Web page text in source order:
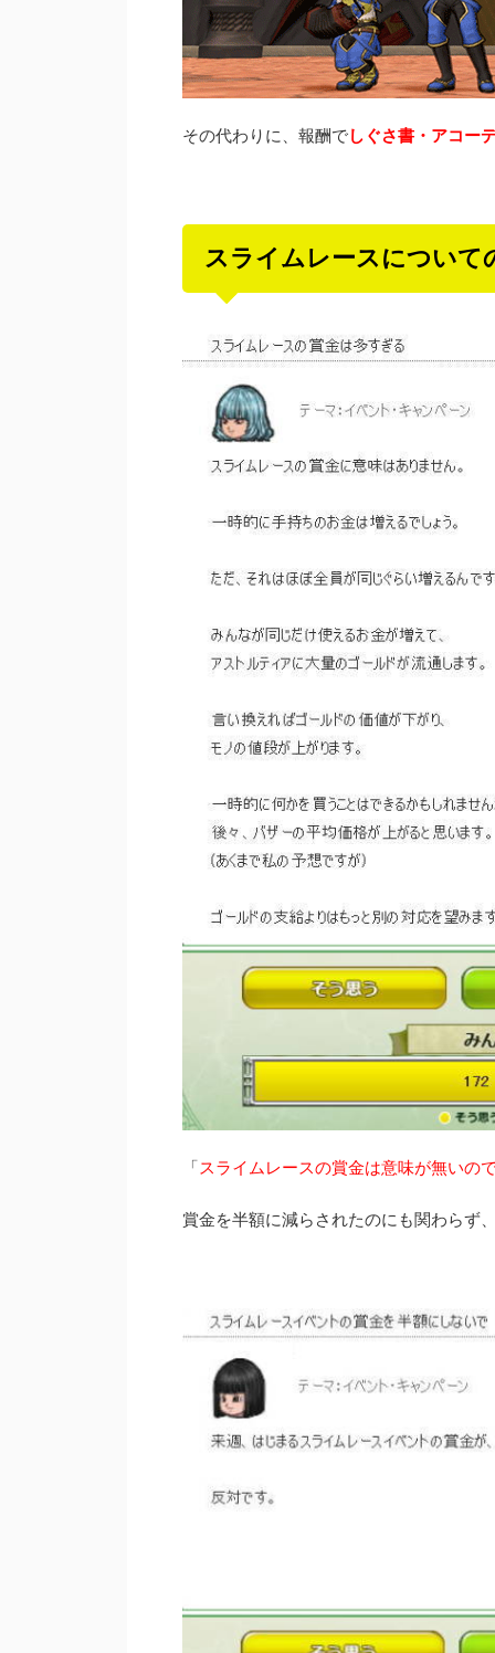
その代わりに、報酬でしぐさ書・アコー
スライムレースについて
「スライムレースの賞金は意味が無いの
賞金を半額に減らされたのにも関わらず